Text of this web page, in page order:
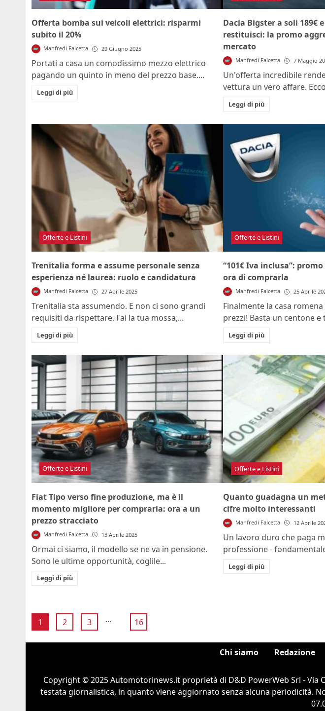
Offerta bomba sui veicoli elettrici: risparmi
subito il 20%
Manfredi Falcetta 29 Giugno 2025
Portati a casa un comodissimo mezzo elettrico
pagando un quinto in meno del prezzo base....
Leggi di più
Dacia Bigster a soli 189€
restituisci: la promo
mercato
Manfredi Falcetta 7 Maggio
Un'offerta incredibile
vettura un vero affare.
Leggi di più
Offerte e Listini
Trenitalia forma e assume personale senza
esperienza né laurea: ruolo e candidatura
Manfredi Falcetta 27 Aprile 2025
Trenitalia sta assumendo. E non ci sono grandi
requisiti da rispettare. Fai la tua mossa,...
Leggi di più
Offerte e Listini
“101€ Iva inclusa”:
ora di comprarla
Manfredi Falcetta 25 Aprile
Finalmente la casa
prezzi! Basta un centone e
Leggi di più
Offerte e Listini
Fiat Tipo verso fine produzione, ma è il
momento migliore per comprarla: ora a un
prezzo stracciato
Manfredi Falcetta 13 Aprile 2025
Ormai ci siamo, il modello se ne va in pensione.
Sono le ultime opportunità, coglile...
Leggi di più
Offerte e Listini
Quanto guadagna un
cifre molto interessanti
Manfredi Falcetta 12 Aprile
Un lavoro duro che paga
professione -
Leggi di più
1 2 3 ... 16
Chi siamo Redazione
Copyright © 2025 Automotorinews.it proprietà di D&D PowerWeb Srl - Via
testata giornalistica, in quanto viene aggiornato senza alcuna periodicità.